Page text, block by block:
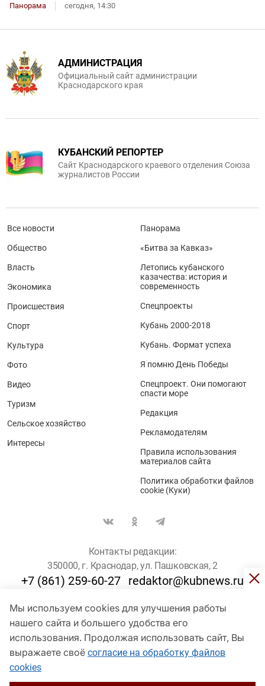
Панорама сегодня, 14:30
Мы используем cookies для улучшения работы
нашего сайта и большего удобства его
использования. Продолжая использовать сайт, Вы
выражаете своё согласие на обработку файлов
cookies
АДМИНИСТРАЦИЯ
Официальный сайт администрации
Краснодарского края
КУБАНСКИЙ РЕПОРТЕР
Сайт Краснодарского краевого отделения Союза
журналистов России
Все новости
Общество
Власть
Экономика
Происшествия
Спорт
Культура
Фото
Видео
Туризм
Сельское хозяйство
Интересы
Панорама
«Битва за Кавказ»
Летопись кубанского
казачества: история и
современность
Спецпроекты
Кубань 2000-2018
Кубань. Формат успеха
Я помню День Победы
Спецпроект. Они помогают
спасти море
Редакция
Рекламодателям
Правила использования
материалов сайта
Политика обработки файлов
cookie (Куки)
Контакты редакции:
350000, г. Краснодар, ул. Пашковская, 2
+7 (861) 259-60-27 redaktor@kubnews.ru
Для пользователей старше 16 лет
© Кубанские Новости, 2017
Сетевое издание «kubnews» зарегистрировано Федеральной
службой по надзору в сфере связи, информационных технологий
и массовых коммуникаций (Роскомнадзор). Регистрационный